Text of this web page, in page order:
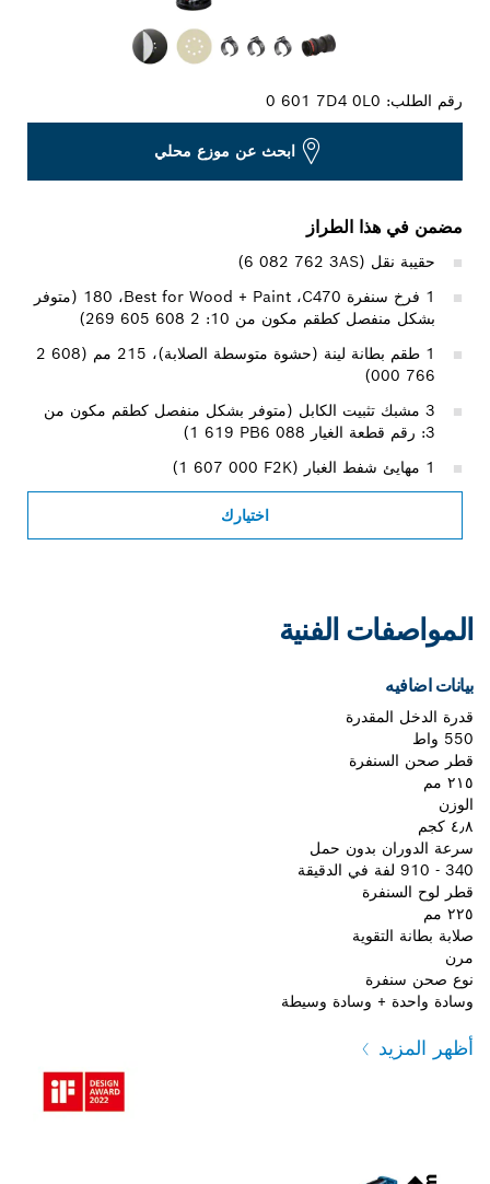
رقم الطلب:0 601 7D4 0L0
ابحث عن موزع محلي
مضمن في هذا الطراز
حقيبة نقل (‎6 082 762 3AS)
1 فرخ سنفرة C470‏، Best for Wood + Paint‏، 180 (متوفر
بشكل منفصل كطقم مكون من 10: 2 608 605 269)
1 طقم بطانة لينة (حشوة متوسطة الصلابة)، 215 مم (‎2 608
000 766)
3 مشبك تثبيت الكابل (متوفر بشكل منفصل كطقم مكون من
اختيارك
المواصفات الفنية
بيانات اضافيه
قدرة الدخل المقدرة
550 واط
قطر صحن السنفرة
٢١٥ مم
الوزن
٤٫٨ كجم
سرعة الدوران بدون حمل
340 - 910 لفة في الدقيقة
قطر لوح السنفرة
٢٢٥ مم
صلابة بطانة التقوية
مرن
نوع صحن سنفرة
وسادة واحدة + وسادة وسيطة
أظهر المزيد